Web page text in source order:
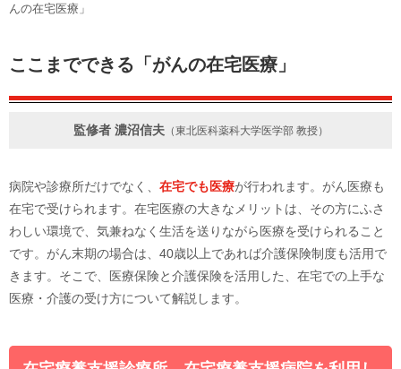
んの在宅医療」
ここまでできる「がんの在宅医療」
監修者 濃沼信夫（東北医科薬科大学医学部 教授）
病院や診療所だけでなく、 在宅でも医療が行われます。がん医療も
在宅で受けられます。在宅医療の大きなメリットは、その方にふさ
わしい環境で、気兼ねなく生活を送りながら医療を受けられること
です。がん末期の場合は、40歳以上であれば介護保険制度も活用で
きます。そこで、医療保険と介護保険を活用した、在宅での上手な
医療・介護の受け方について解説します。